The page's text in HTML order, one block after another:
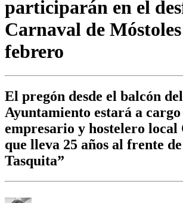
participarán en el
Carnaval de
febrero
El pregón desde el balcón del
Ayuntamiento estará a cargo
empresario y hostelero local
que lleva 25 años al frente
Tasquita”